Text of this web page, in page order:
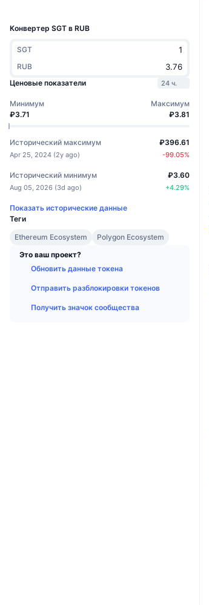
Конвертер SGT в RUB
SGT
RUB
Ценовые показатели
24 ч.
Минимум
₽3.71
Максимум
₽3.81
Исторический максимум
Apr 25, 2024 (2y ago)
₽396.61
-99.05%
Исторический минимум
Aug 05, 2026 (3d ago)
₽3.60
+4.29%
Показать исторические данные
Теги
Ethereum Ecosystem
Polygon Ecosystem
Это ваш проект?
Обновить данные токена
Отправить разблокировки токенов
Получить значок сообщества